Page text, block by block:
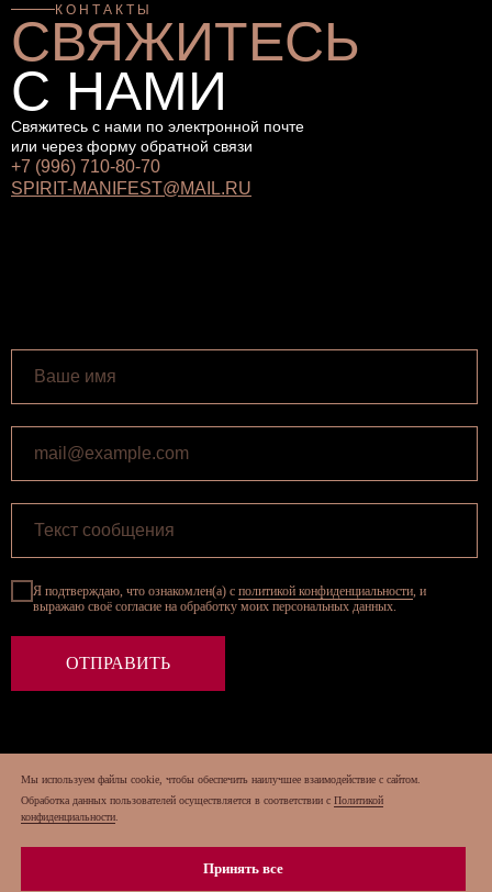
Я подтверждаю, что ознакомлен(а) с политикой конфиденциальности , и
выражаю своё согласие на обработку моих персональных данных.
ОТПРАВИТЬ
КОНТАКТЫ
СВЯЖИТЕСЬ
С НАМИ
Свяжитесь с нами по электронной почте
или через форму обратной связи
+7 (996) 710-80-70
SPIRIT-MANIFEST@MAIL.RU
2025 Все права защищены
Мы используем файлы cookie, чтобы обеспечить наилучшее взаимодействие с сайтом.
Обработка данных пользователей осуществляется в соответствии с Политикой
конфиденциальности.
Принять все